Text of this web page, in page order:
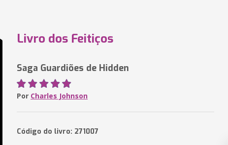
Livro dos Feitiços
Saga Guardiões de Hidden
Por Charles Johnson
Código do livro: 271007